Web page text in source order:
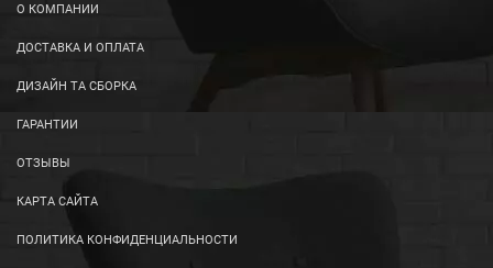
О КОМПАНИИ
ДОСТАВКА И ОПЛАТА
ДИЗАЙН ТА СБОРКА
ГАРАНТИИ
ОТЗЫВЫ
КАРТА САЙТА
ПОЛИТИКА КОНФИДЕНЦИАЛЬНОСТИ